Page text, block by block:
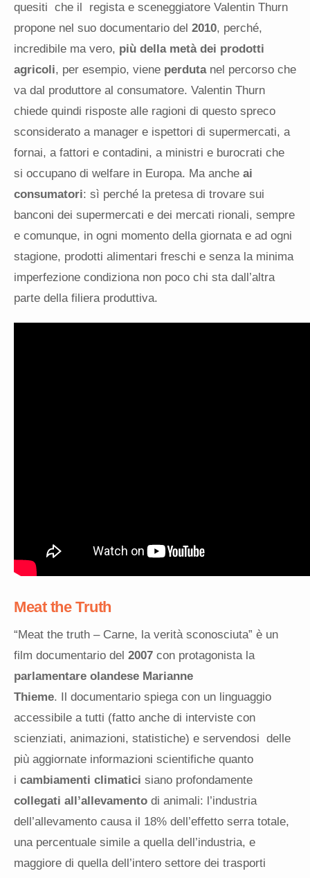
quesiti che il regista e sceneggiatore Valentin Thurn
propone nel suo documentario del 2010, perché,
incredibile ma vero, più della metà dei prodotti
agricoli, per esempio, viene perdutanel percorso che
va dal produttore al consumatore. Valentin Thurn
chiede quindi risposte alle ragioni di questo spreco
sconsiderato a manager e ispettori di supermercati, a
fornai, a fattori e contadini, a ministri e burocrati che
si occupano di welfare in Europa. Ma anche ai
consumatori: sì perché la pretesa di trovare sui
banconi dei supermercati e dei mercati rionali, sempre
e comunque, in ogni momento della giornata e ad ogni
stagione, prodotti alimentari freschi e senza la minima
imperfezione condiziona non poco chi sta dall’altra
parte della filiera produttiva.
Meat the Truth
“Meat the truth – Carne, la verità sconosciuta” è un
film documentario del 2007 con protagonista la
parlamentare olandese Marianne
Thieme. Il documentario spiega con un linguaggio
accessibile a tutti (fatto anche di interviste con
scienziati, animazioni, statistiche) e servendosi delle
più aggiornate informazioni scientifiche quanto
i cambiamenti climatici siano profondamente
collegati all’allevamento di animali: l’industria
dell’allevamento causa il 18% dell’effetto serra totale,
una percentuale simile a quella dell’industria, e
maggiore di quella dell’intero settore dei trasporti